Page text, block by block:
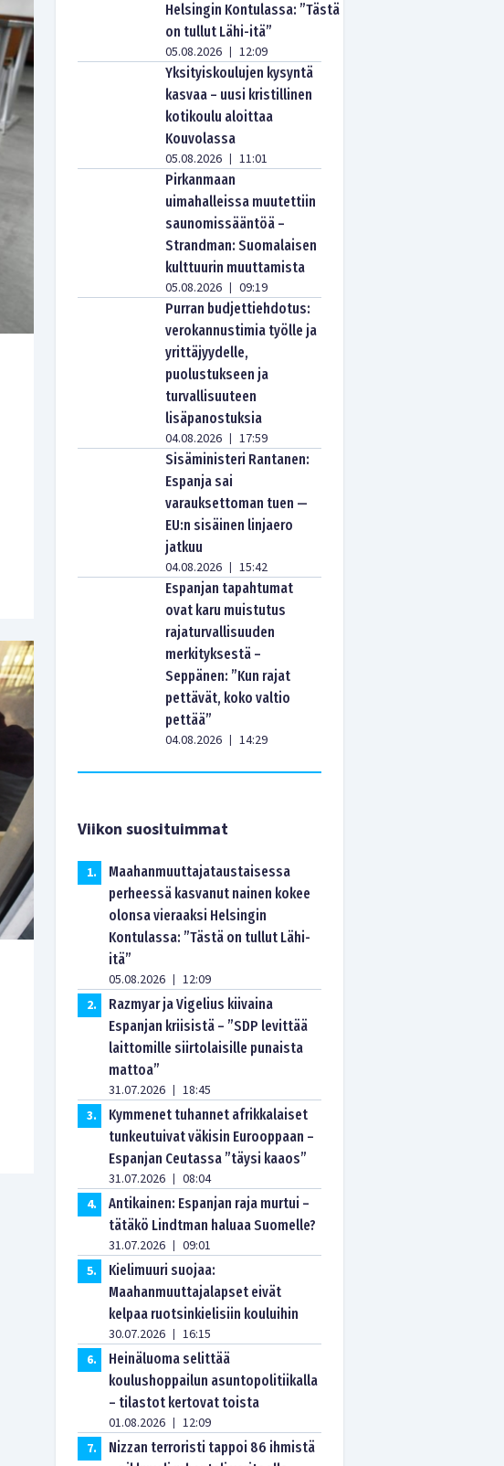
Helsingin Kontulassa: ”Tästä
on tullut Lähi-itä”
05.08.2026 | 12:09
Yksityiskoulujen kysyntä
kasvaa – uusi kristillinen
kotikoulu aloittaa
Kouvolassa
05.08.2026 | 11:01
Pirkanmaan
uimahalleissa muutettiin
saunomissääntöä –
Strandman: Suomalaisen
kulttuurin muuttamista
05.08.2026 | 09:19
Purran budjettiehdotus:
verokannustimia työlle ja
yrittäjyydelle,
puolustukseen ja
turvallisuuteen
lisäpanostuksia
04.08.2026 | 17:59
Sisäministeri Rantanen:
Espanja sai
varauksettoman tuen —
EU:n sisäinen linjaero
jatkuu
04.08.2026 | 15:42
Espanjan tapahtumat
ovat karu muistutus
rajaturvallisuuden
merkityksestä –
Seppänen: ”Kun rajat
pettävät, koko valtio
pettää”
04.08.2026 | 14:29
Viikon suosituimmat
1.
Maahanmuuttajataustaisessa
perheessä kasvanut nainen kokee
olonsa vieraaksi Helsingin
Kontulassa: ”Tästä on tullut Lähi-
itä”
05.08.2026 | 12:09
2.
Razmyar ja Vigelius kiivaina
Espanjan kriisistä – ”SDP levittää
laittomille siirtolaisille punaista
mattoa”
31.07.2026 | 18:45
3.
Kymmenet tuhannet afrikkalaiset
tunkeutuivat väkisin Eurooppaan –
Espanjan Ceutassa ”täysi kaaos”
31.07.2026 | 08:04
4.
Antikainen: Espanjan raja murtui –
tätäkö Lindtman haluaa Suomelle?
31.07.2026 | 09:01
5.
Kielimuuri suojaa:
Maahanmuuttajalapset eivät
kelpaa ruotsinkielisiin kouluihin
30.07.2026 | 16:15
6.
Heinäluoma selittää
koulushoppailun asuntopolitiikalla
– tilastot kertovat toista
01.08.2026 | 12:09
7.
Nizzan terroristi tappoi 86 ihmistä